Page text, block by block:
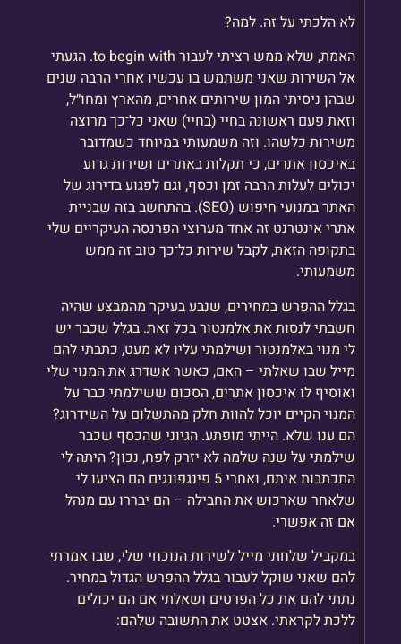
לא הלכתי על זה. למה?
האמת, שלא ממש רציתי לעבור to begin with. הגעתי
אל השירות שאני משתמש בו עכשיו אחרי הרבה שנים
שבהן ניסיתי המון שירותים אחרים, מהארץ ומחו״ל,
וזאת פעם ראשונה בחיי (בחיי) שאני כל־כך מרוצה
משירות כלשהו. וזה משמעותי במיוחד כשמדובר
באיכסון אתרים, כי תקלות באתרים ושירות גרוע
יכולים לעלות הרבה זמן וכסף, וגם לפגוע בדירוג של
האתר במנועי חיפוש (SEO). בהתחשב בזה שבניית
אתרי אינטרנט זה אחד מערוצי הפרנסה העיקריים שלי
בתקופה הזאת, לקבל שירות כל־כך טוב זה ממש
משמעותי.
בגלל ההפרש במחירים, שנבע בעיקר מהמבצע שהיה
חשבתי לנסות את אלמנטור בכל זאת. בגלל שכבר יש
לי מנוי באלמנטור ושילמתי עליו לא מעט, כתבתי להם
מייל שבו שאלתי – האם, כאשר אשדרג את המנוי שלי
ואוסיף לו איכסון אתרים, הסכום ששילמתי כבר על
המנוי הקיים יוכל להוות חלק מהתשלום על השידרוג?
הם ענו שלא. הייתי מופתע. הגיוני שהכסף שכבר
שילמתי על שנה שלמה לא יזרק לפח, נכון? היתה לי
התכתבות איתם, ואחרי 5 פינגפונגים הם הציעו לי
שלאחר שארכוש את החבילה – הם יבררו עם מנהל
אם זה אפשרי.
במקביל שלחתי מייל לשירות הנוכחי שלי, שבו אמרתי
להם שאני שוקל לעבור בגלל ההפרש הגדול במחיר.
נתתי להם את כל הפרטים ושאלתי אם הם יכולים
ללכת לקראתי. אצטט את התשובה שלהם: